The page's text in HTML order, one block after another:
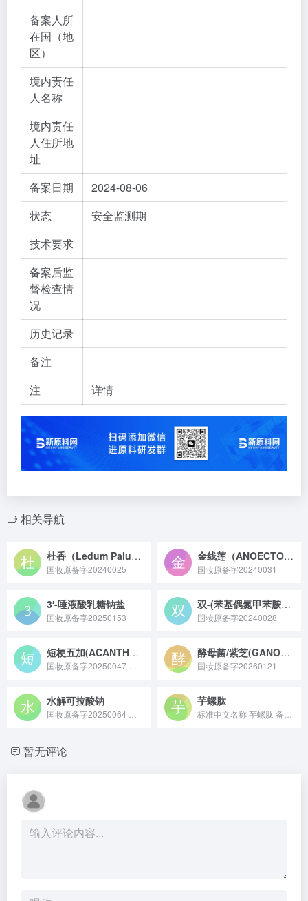
备案人所
在国（地
区）
境内责任
人名称
境内责任
人住所地
址
备案日期
2024-08-06
状态
安全监测期
技术要求
备案后监
督检查情
况
历史记录
备注
注
详情
相关导航
杜香（Ledum Palustre）叶油
国妆原备字20240025
金线莲（ANOECTOCHILUS ROXBURGHII）提取物
国妆原备字20240031
3′-唾液酸乳糖钠盐
国妆原备字20250153
双-(苯基偶氮甲苯胺双-(三乙氧基硅丙基氨基甲酰基PEG-5/PPG-5乙醇)砜
国妆原备字20240028
短梗五加(ACANTHOPANAX SESSILIFLORUS)茎/叶/果提取物 酵母菌/紫芝(GANODERMA SINENSE)发酵产物滤液
国妆原备字20260121
水解可拉酸钠 芋螺肽
暂无评论